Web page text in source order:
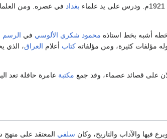
بغداد في عصره. ومن العلماء
أشبه بخط استاذه محمود شكري الألوسي في الرسم
مؤلفات كثيرة، ومن مؤلفاته كتاب أعلام العراق، الذي
على قصائد عصماء، وقد جمع مكتبة عامرة حافلة تعد
فيها والآداب والتاريخ، وكان سلفي المعتقد على منهج